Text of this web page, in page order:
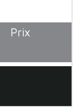
Prix